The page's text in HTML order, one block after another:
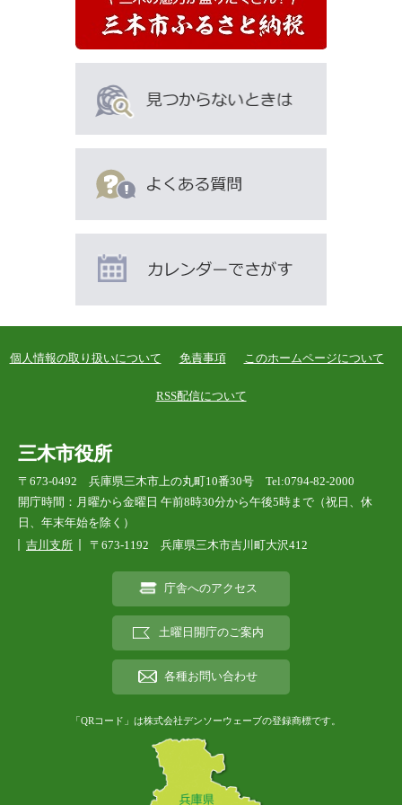
個人情報の取り扱いについて 免責事項 このホームページについて
RSS配信について
三木市役所
〒673-0492 兵庫県三木市上の丸町10番30号 Tel:0794-82-2000
開庁時間：月曜から金曜日 午前8時30分から午後5時まで（祝日、休
日、年末年始を除く）
吉川支所
〒673-1192 兵庫県三木市吉川町大沢412
庁舎へのアクセス
土曜日開庁のご案内
各種お問い合わせ
「QRコード」は株式会社デンソーウェーブの登録商標です。